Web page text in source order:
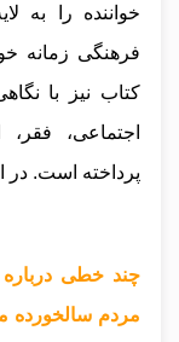
خواننده را به
فرهنگی زمانه
کتاب نیز با
اجتماعی،
پرداخته است. در
چند خطی
مردم سالخورده